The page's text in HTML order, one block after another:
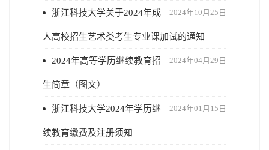
2024年10月25日
浙江科技大学关于2024年成
人高校招生艺术类考生专业课加试的通知
2024年04月29日
2024年高等学历继续教育招
生简章（图文）
2024年01月15日
浙江科技大学2024年学历继
续教育缴费及注册须知